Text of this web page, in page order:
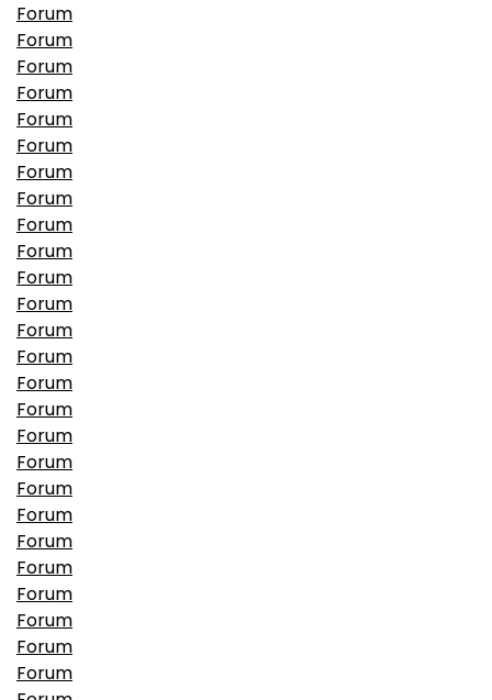
Forum
Forum
Forum
Forum
Forum
Forum
Forum
Forum
Forum
Forum
Forum
Forum
Forum
Forum
Forum
Forum
Forum
Forum
Forum
Forum
Forum
Forum
Forum
Forum
Forum
Forum